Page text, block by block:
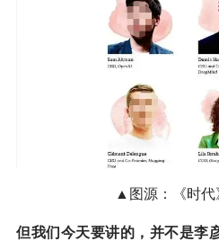
▲图源：《时代
但我们今天要讲的，并不是李